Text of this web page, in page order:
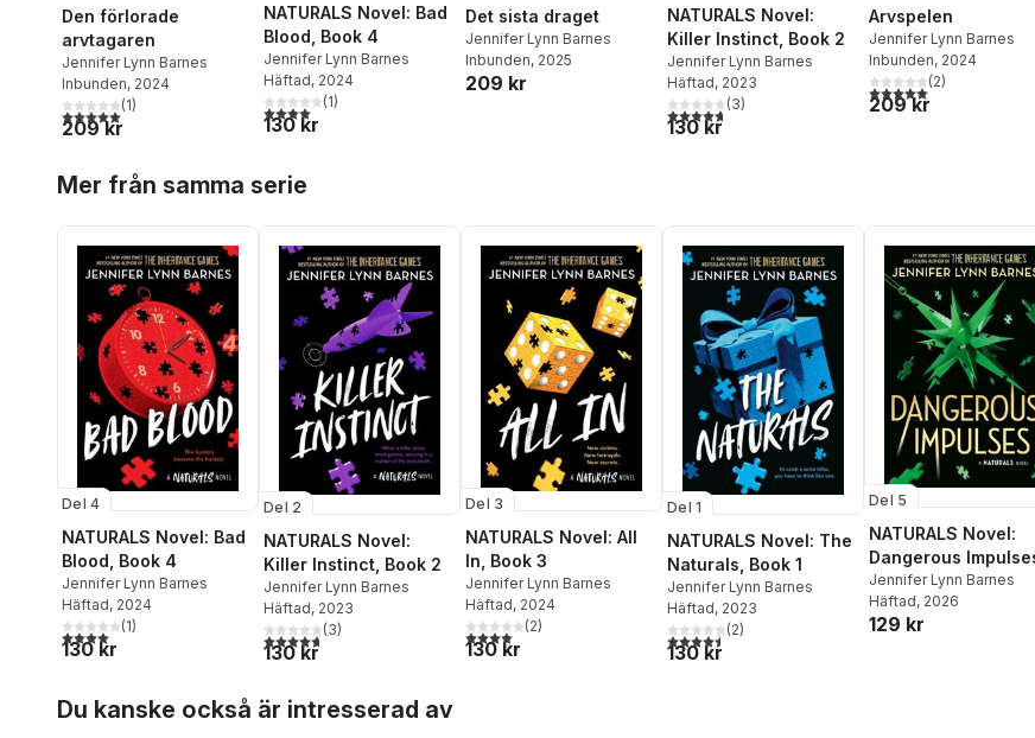
Den förlorade
arvtagaren
Jennifer Lynn Barnes
Inbunden, 2024
5,0utav 5 stjärnor. Totalt antal röster:
(1)
209 kr
NATURALS Novel: Bad
Blood, Book 4
Jennifer Lynn Barnes
Häftad, 2024
4,0utav 5 stjärnor. Totalt antal röster:
(1)
130 kr
Det sista draget
Jennifer Lynn Barnes
Inbunden, 2025
209 kr
NATURALS Novel:
Killer Instinct, Book 2
Jennifer Lynn Barnes
Häftad, 2023
4,7utav 5 stjärnor. Totalt antal röster:
(3)
130 kr
Arvspelen
Jennifer Lynn Barnes
Inbunden, 2024
5,0utav 5 stjärnor.
(2)
209 kr
Mer från samma serie
Del 4
NATURALS Novel: Bad
Blood, Book 4
Jennifer Lynn Barnes
Häftad, 2024
4,0utav 5 stjärnor. Totalt antal röster:
(1)
130 kr
Del 2
NATURALS Novel:
Killer Instinct, Book 2
Jennifer Lynn Barnes
Häftad, 2023
4,7utav 5 stjärnor. Totalt antal röster:
(3)
130 kr
Del 3
NATURALS Novel: All
In, Book 3
Jennifer Lynn Barnes
Häftad, 2024
4,0utav 5 stjärnor. Totalt antal röster:
(2)
130 kr
Del 1
NATURALS Novel: The
Naturals, Book 1
Jennifer Lynn Barnes
Häftad, 2023
4,5utav 5 stjärnor. Totalt antal röster:
(2)
130 kr
Del 5
NATURALS Novel:
Dangerous
Book 5
Jennifer Lynn Barnes
Häftad, 2026
129 kr
Du kanske också är intresserad av